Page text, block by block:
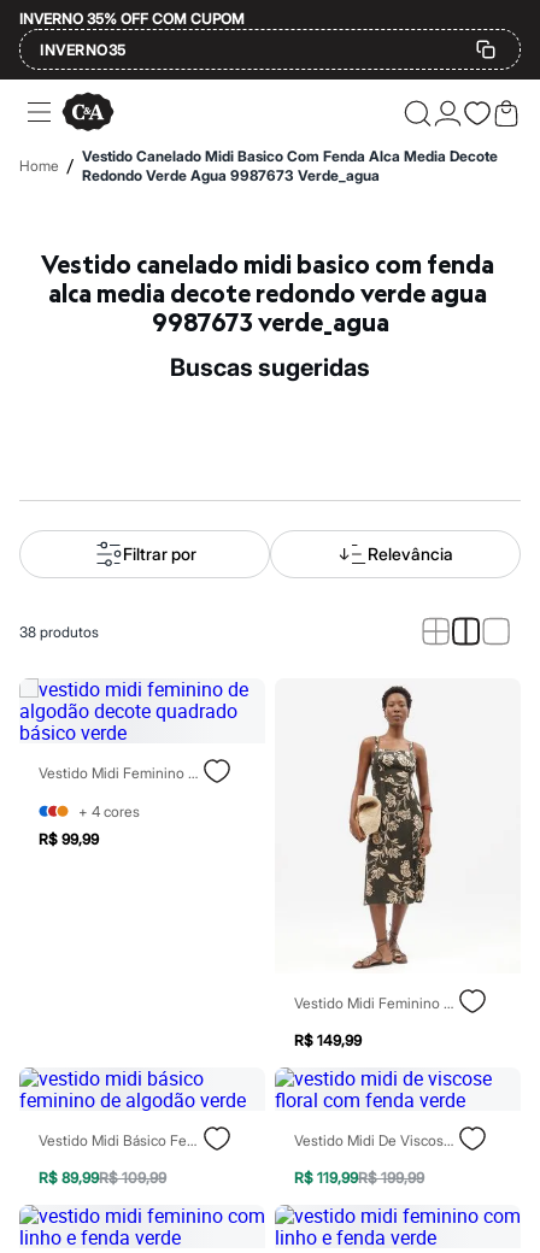
INVERNO 35% OFF COM CUPOM
INVERNO35
Ofertas
Compre por Departamento
Feminino
Masculino
Plus Size
Até 20% off
Até 40% off
Blusas e Camisetas
Calças
Casacos e Jaquetas
Jeans
Saias
Vestidos
Acessórios
Bolsas
Bonés e Chapéus
Bijoux
Cintos
Óculos
Relógios
Calçados
Mindset
Sawary
Yessica
Moda esportiva
Acessórios
Blusas
Calçados
Leggings
Shorts e Bermudas
Home / Vestido Canelado Midi Basico Com Fenda Alca Media Decote
Redondo Verde Agua 9987673 Verde_agua
Vestido canelado midi basico com fenda
alca media decote redondo verde agua
9987673 verde_agua
buscas sugeridas
Filtrar por Relevância
38 produtos
Vestido Midi Feminino De Algodão Decote Quadrado Básico Verde
+ 4 cores
R$ 99,99
Vestido Midi Feminino De Viscose Decote Quadrado Com Fenda Floral Verde
R$ 149,99
Vestido Midi Básico Feminino De Algodão Verde
R$ 89,99R$ 109,99
Vestido Midi De Viscose Floral Com Fenda Verde
R$ 119,99R$ 199,99